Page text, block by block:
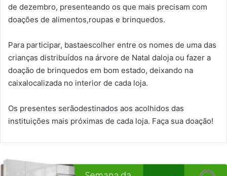
de dezembro, presenteando os que mais precisam com
doações de alimentos,roupas e brinquedos.
Para participar, bastaescolher entre os nomes de uma das
crianças distribuídos na árvore de Natal daloja ou fazer a
doação de brinquedos em bom estado, deixando na
caixalocalizada no interior de cada loja.
Os presentes serãodestinados aos acolhidos das
instituições mais próximas de cada loja. Faça sua doação!